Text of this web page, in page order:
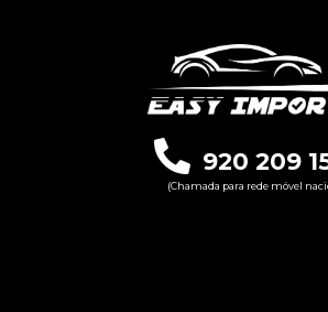
920 209
(Chamada para rede móvel